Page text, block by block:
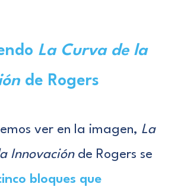
La Curva de la
de Rogers
ver en la imagen, La
Innovaciónde Rogers se
bloques que